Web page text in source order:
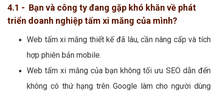
4.1 - Bạn và công ty đang gặp khó khăn về phát
triển doanh nghiệp tấm xi măng của mình?
Web tấm xi măng thiết kế đã lâu, cần nâng cấp và tích
hợp phiên bản mobile.
Web tấm xi măng của bạn không tối ưu SEO dẫn đến
không có thứ hạng trên Google làm cho người dùng